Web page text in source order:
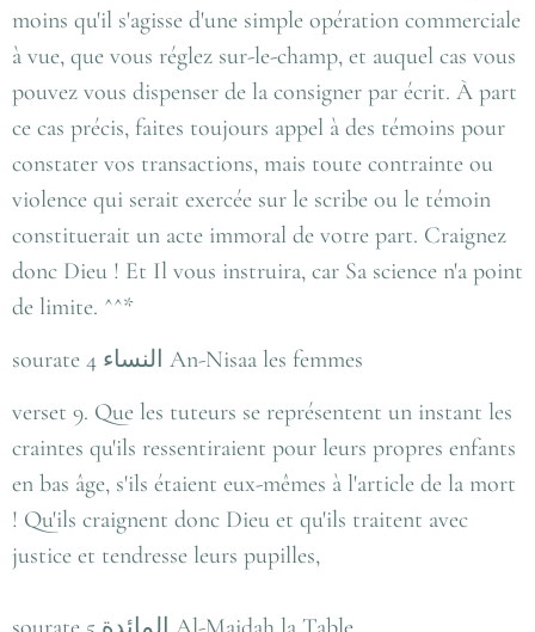
moins qu'il s'agisse d'une simple opération commerciale
à vue, que vous réglez sur-le-champ, et auquel cas vous
pouvez vous dispenser de la consigner par écrit. À part
ce cas précis, faites toujours appel à des témoins pour
constater vos transactions, mais toute contrainte ou
violence qui serait exercée sur le scribe ou le témoin
constituerait un acte immoral de votre part. Craignez
donc Dieu ! Et Il vous instruira, car Sa science n'a point
de limite. ^^*
sourate 4 النساء An-Nisaa les femmes
verset 9. Que les tuteurs se représentent un instant les
craintes qu'ils ressentiraient pour leurs propres enfants
en bas âge, s'ils étaient eux-mêmes à l'article de la mort
! Qu'ils craignent donc Dieu et qu'ils traitent avec
justice et tendresse leurs pupilles,